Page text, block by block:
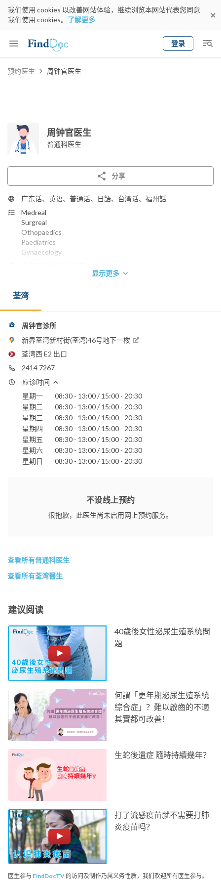
我们使用 cookies 以改善网站体验，继续浏览本网站代表您同意
我们使用 cookies。 了解更多
登录
Keyword
预约医生 周钟官医生
周钟官医生
普通科医生
分享
广东话、英语、普通话、日語、台湾话、福州話
Medreal
Surgreal
Othopaedics
Paediatrics
Gynaecology
2414 7267
显示更多
荃湾
周钟官诊所
新界荃湾新村街(荃湾)46号地下一楼
荃湾西 E2 出口
2414 7267
应诊时间
星期一
08:30 - 13:00 / 15:00 - 20:30
星期二
08:30 - 13:00 / 15:00 - 20:30
星期三
08:30 - 13:00 / 15:00 - 20:30
星期四
08:30 - 13:00 / 15:00 - 20:30
星期五
08:30 - 13:00 / 15:00 - 20:30
星期六
08:30 - 13:00 / 15:00 - 20:30
星期日
08:30 - 13:00 / 15:00 - 20:30
不设线上预约
很抱歉，此医生尚未启用网上预约服务。
查看所有普通科医生
查看所有荃湾醫生
建议阅读
40歲後女性泌尿生殖系統問
題
何謂「更年期泌尿生殖系統
綜合症」？難以啟齒的不適
其實都可改善！
生蛇後遺症 隨時持續幾年？
打了流感疫苗就不需要打肺
炎疫苗吗？
医生参与 FindDocTV 的访问及制作乃属义务性质，我们欢迎所有医生参与。